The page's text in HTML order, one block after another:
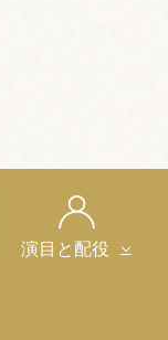
演目と配役